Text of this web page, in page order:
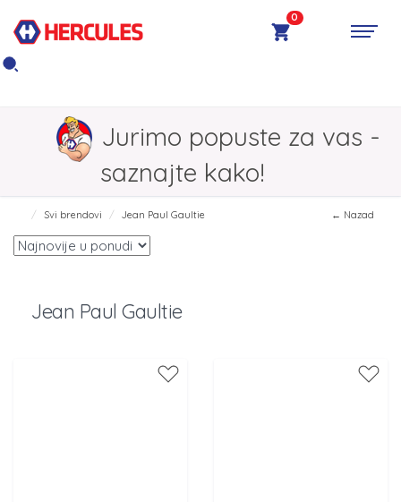
0
Jurimo popuste za vas -
saznajte kako!
Svi brendovi Jean Paul Gaultie ← Nazad
Jean Paul Gaultie